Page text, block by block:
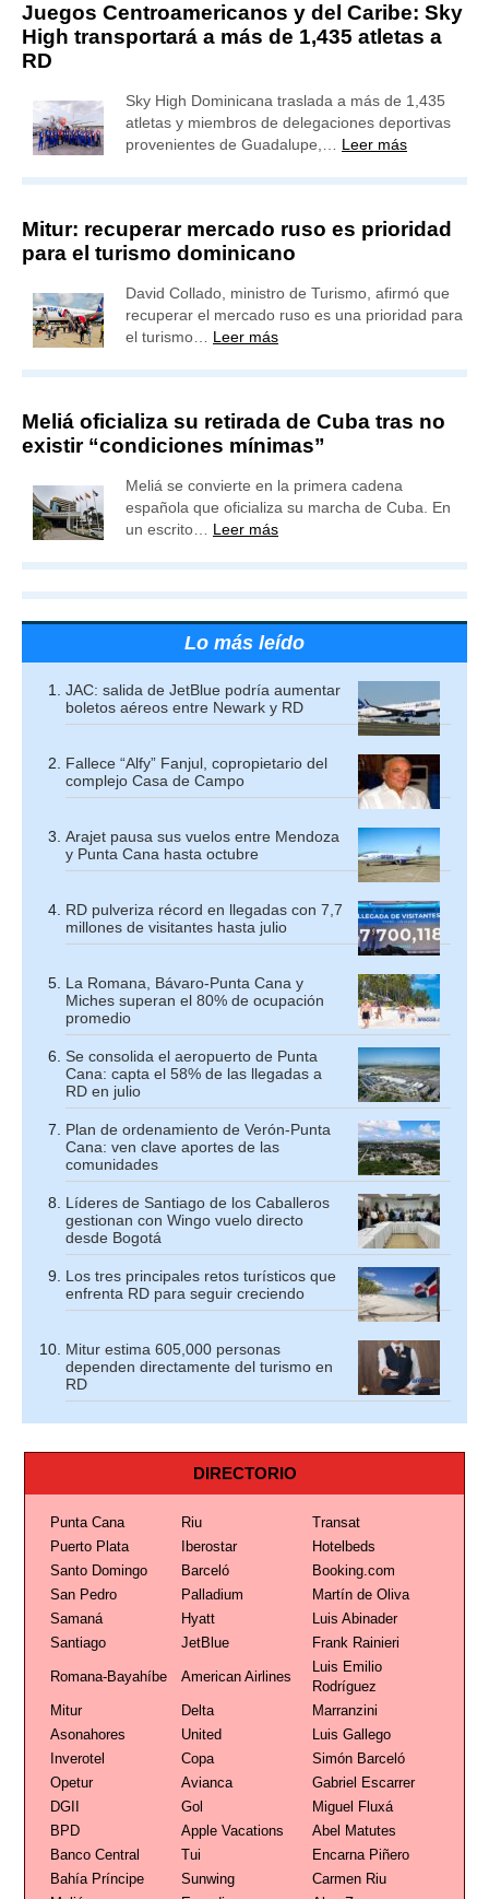
Juegos Centroamericanos y del Caribe: Sky
High transportará a más de 1,435 atletas a
RD
Sky High Dominicana traslada a más de 1,435
atletas y miembros de delegaciones deportivas
provenientes de Guadalupe,… Leer más
Mitur: recuperar mercado ruso es prioridad
para el turismo dominicano
David Collado, ministro de Turismo, afirmó que
recuperar el mercado ruso es una prioridad para
el turismo… Leer más
Meliá oficializa su retirada de Cuba tras no
existir “condiciones mínimas”
Meliá se convierte en la primera cadena
española que oficializa su marcha de Cuba. En
un escrito… Leer más
Lo más leído
JAC: salida de JetBlue podría aumentar
boletos aéreos entre Newark y RD
Fallece “Alfy” Fanjul, copropietario del
complejo Casa de Campo
Arajet pausa sus vuelos entre Mendoza
y Punta Cana hasta octubre
RD pulveriza récord en llegadas con 7,7
millones de visitantes hasta julio
La Romana, Bávaro-Punta Cana y
Miches superan el 80% de ocupación
promedio
Se consolida el aeropuerto de Punta
Cana: capta el 58% de las llegadas a
RD en julio
Plan de ordenamiento de Verón-Punta
Cana: ven clave aportes de las
comunidades
Líderes de Santiago de los Caballeros
gestionan con Wingo vuelo directo
desde Bogotá
Los tres principales retos turísticos que
enfrenta RD para seguir creciendo
Mitur estima 605,000 personas
dependen directamente del turismo en
RD
DIRECTORIO
Punta Cana Riu
Transat
Puerto Plata
Iberostar
Hotelbeds
Santo Domingo
Barceló
Booking.com
San Pedro
Palladium
Martín de Oliva
Samaná
Hyatt
Luis Abinader
Santiago
JetBlue Frank Rainieri
Romana-Bayahíbe American Airlines
Luis Emilio
Rodríguez
Mitur
Delta
Marranzini
Asonahores
United
Luis Gallego
Inverotel
Copa
Simón Barceló
Opetur
Avianca
Gabriel Escarrer
DGII
Gol
Miguel Fluxá
BPD
Apple Vacations
Abel Matutes
Banco Central
Tui
Encarna Piñero
Bahía Príncipe
Sunwing
Carmen Riu